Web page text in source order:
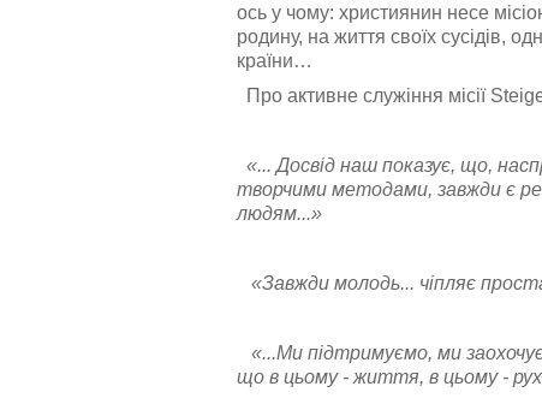
ось у чому: християнин несе
родину, на життя своїх сусідів,
країни…
Про активне служіння місії
«... Досвід наш показує, що,
творчими методами, завжди є
людям...»
«Завжди молодь... чіпляє
«...Ми підтримуємо, ми
що в цьому - життя, в цьому -